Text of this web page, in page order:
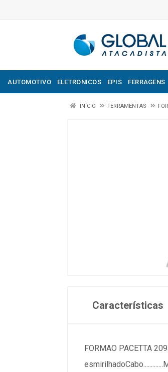
AUTOMOTIVO ELETRONICOS EPIS FERRAGENS
INÍCIO FERRAMENTAS
Características
FORMAO PACETTA